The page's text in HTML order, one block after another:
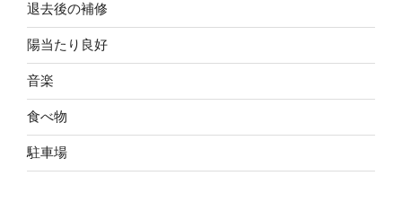
退去後の補修
陽当たり良好
音楽
食べ物
駐車場